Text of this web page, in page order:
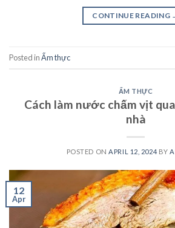
CONTINUE READING
Posted inẨm thực
ẨM THỰC
Cách làm nước chấm vịt
nhà
POSTED ONAPRIL 12, 2024 BY
12
Apr